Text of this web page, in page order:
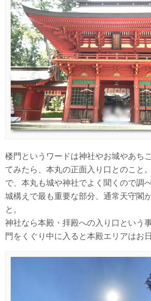
楼門というワードは神社やお城やあち
てみたら、本丸の正面入り口とのこと。
で、本丸も城や神社でよく聞くので調
城構えで最も重要な部分、通常天守閣
と。
神社なら本殿・拝殿への入り口という
門をくぐり中に入ると本殿エリアはお